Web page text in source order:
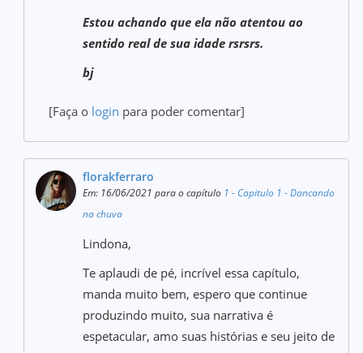
Estou achando que ela não atentou ao
sentido real de sua idade rsrsrs.
bj
[Faça o login para poder comentar]
florakferraro
Em: 16/06/2021 para o capítulo 1 - Capitulo 1 - Dancando
na chuva
Lindona,
Te aplaudi de pé, incrível essa capítulo,
manda muito bem, espero que continue
produzindo muito, sua narrativa é
espetacular, amo suas histórias e seu jeito de